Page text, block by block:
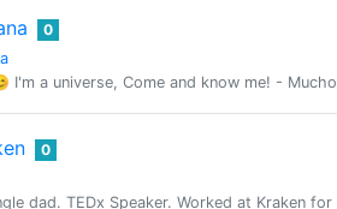
0
I'm a universe, Come and know me! -
0
dad. TEDx Speaker. Worked at Kraken for